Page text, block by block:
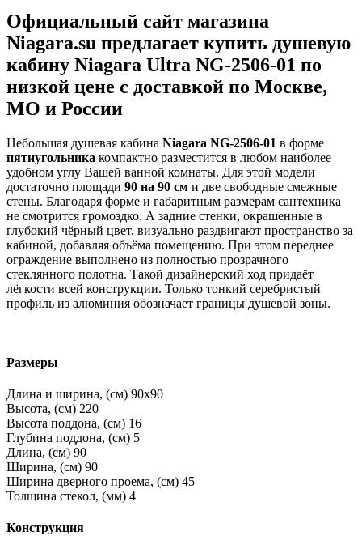
Официальный сайт магазина
Niagara.su предлагает купить душевую
кабину Niagara Ultra NG-2506-01 по
низкой цене с доставкой по Москве,
МО и России
Небольшая душевая кабина Niagara NG-2506-01 в форме
пятиугольника компактно разместится в любом наиболее
удобном углу Вашей ванной комнаты. Для этой модели
достаточно площади 90 на 90 см и две свободные смежные
стены. Благодаря форме и габаритным размерам сантехника
не смотрится громоздко. А задние стенки, окрашенные в
глубокий чёрный цвет, визуально раздвигают пространство за
кабиной, добавляя объёма помещению. При этом переднее
ограждение выполнено из полностью прозрачного
стеклянного полотна. Такой дизайнерский ход придаёт
лёгкости всей конструкции. Только тонкий серебристый
профиль из алюминия обозначает границы душевой зоны.
Размеры
Длина и ширина, (см) 90x90
Высота, (см) 220
Высота поддона, (см) 16
Глубина поддона, (см) 5
Длина, (см) 90
Ширина, (см) 90
Ширина дверного проема, (см) 45
Толщина стекол, (мм) 4
Конструкция